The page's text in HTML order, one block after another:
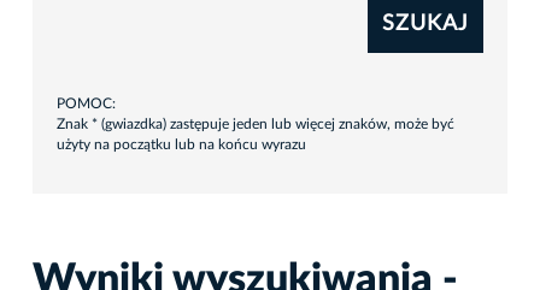
SZUKAJ
POMOC:
Znak * (gwiazdka) zastępuje jeden lub więcej znaków, może być
użyty na początku lub na końcu wyrazu
Wyniki wyszukiwania -